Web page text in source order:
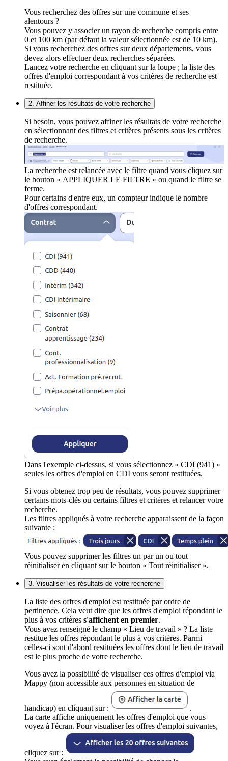
Vous recherchez des offres sur une commune et ses
alentours ?
Vous pouvez y associer un rayon de recherche compris entre
0 et 100 km (par défaut la valeur sélectionnée est de 10 km).
Si vous recherchez des offres sur deux départements, vous
devez alors effectuer deux recherches séparées.
Lancez votre recherche en cliquant sur la loupe ; la liste des
offres d'emploi correspondant à vos critères de recherche est
restituée.
2. Affiner les résultats de votre recherche
Si besoin, vous pouvez affiner les résultats de votre recherche
en sélectionnant des filtres et critères présents sous les critères
de recherche.
La recherche est relancée avec le filtre quand vous cliquez sur
le bouton « APPLIQUER LE FILTRE » ou quand le filtre se
ferme.
Pour certains d'entre eux, un compteur indique le nombre
d'offres correspondant.
Dans l'exemple ci-dessus, si vous sélectionnez « CDI (941) »
seules les offres d'emploi en CDI vous seront restituées.
Si vous obtenez trop peu de résultats, vous pouvez supprimer
certains mots-clés ou certains filtres et critères et relancer votre
recherche.
Les filtres appliqués à votre recherche apparaissent de la façon
suivante :
Vous pouvez supprimer les filtres un par un ou tout
réinitialiser en cliquant sur le bouton « Tout réinitialiser ».
3. Visualiser les résultats de votre recherche
La liste des offres d'emploi est restituée par ordre de
pertinence. Cela veut dire que les offres d'emploi répondant le
plus à vos critères s'affichent en premier.
Vous avez renseigné le champ « Lieu de travail » ? La liste
restitue les offres répondant le plus à vos critères. Parmi
celles-ci sont d'abord restituées les offres dont le lieu de travail
est le plus proche de votre recherche.
Vous avez la possibilité de visualiser ces offres d'emploi via
Mappy (non accessible aux personnes en situation de
handicap) en cliquant sur :
.
La carte affiche uniquement les offres d'emploi que vous
voyez à l'écran. Pour visualiser les offres d'emploi suivantes,
cliquez sur :